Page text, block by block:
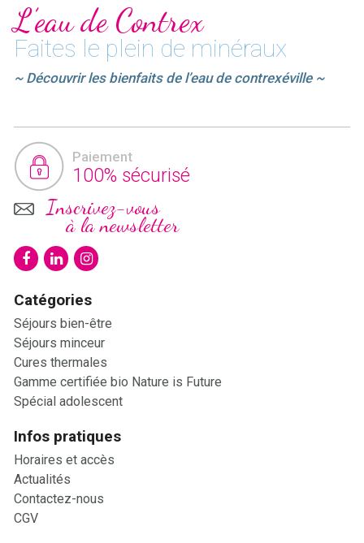
L’eau de Contrex
Faites le plein de minéraux
~ Découvrir les bienfaits de l’eau de contrexéville ~
Paiement
100% sécurisé
Inscrivez-vous
à la newsletter
Catégories
Séjours bien-être
Séjours minceur
Cures thermales
Gamme certifiée bio Nature is Future
Spécial adolescent
Infos pratiques
Horaires et accès
Actualités
Contactez-nous
CGV